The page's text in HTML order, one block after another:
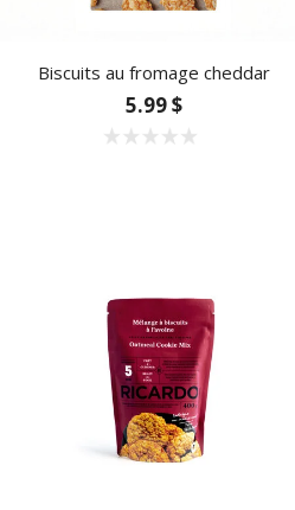
Biscuits au fromage cheddar
5.99 $